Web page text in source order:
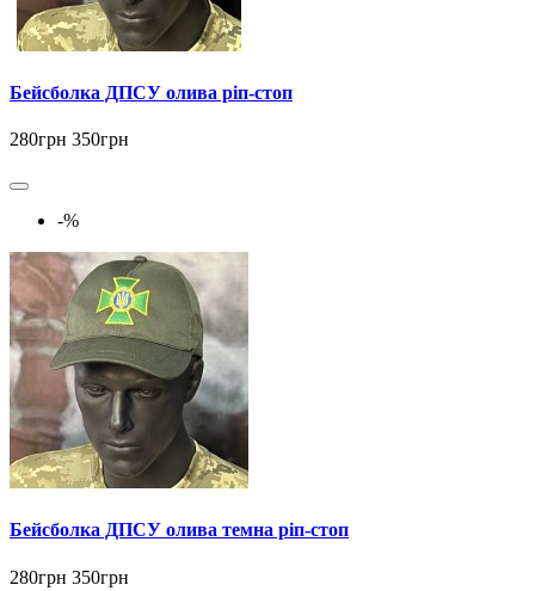
Бейсболка ДПСУ олива ріп-стоп
280грн 350грн
-%
Бейсболка ДПСУ олива темна ріп-стоп
280грн 350грн